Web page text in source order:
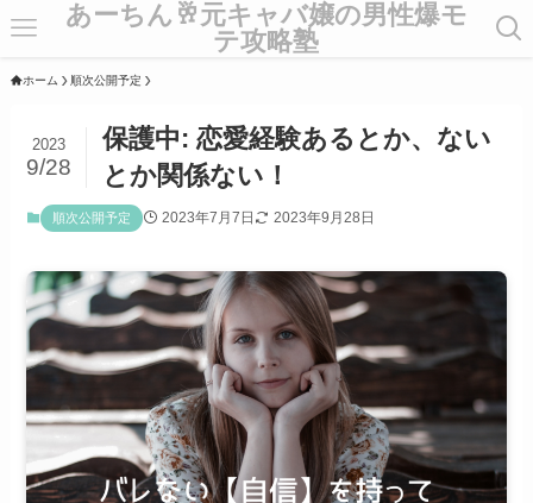
あーちん🥂元キャバ嬢の男性爆モ
テ攻略塾
ホーム 順次公開予定
保護中: 恋愛経験あるとか、ない
とか関係ない！
2023
9/28
順次公開予定 2023年7月7日 2023年9月28日